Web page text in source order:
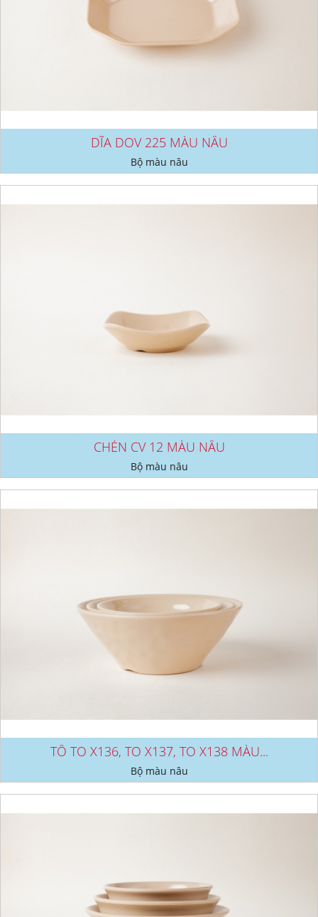
DĨA DOV 225 MÀU NÂU
Bộ màu nâu
CHÉN CV 12 MÀU NÂU
Bộ màu nâu
TÔ TO X136, TO X137, TO X138 MÀU...
Bộ màu nâu